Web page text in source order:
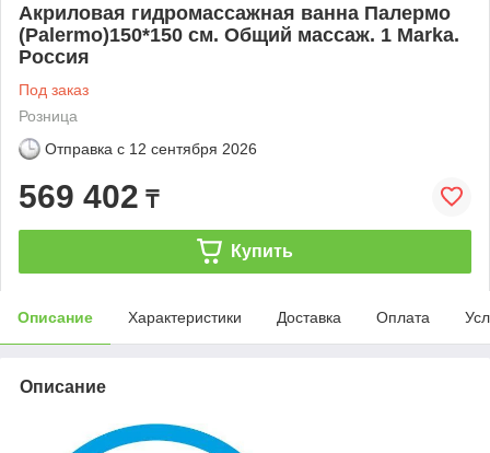
Акриловая гидромассажная ванна Палермо
(Palermo)150*150 см. Общий массаж. 1 Marka.
Россия
Под заказ
Розница
Отправка с 12 сентября 2026
569 402 ₸
Купить
Описание Характеристики Доставка Оплата
Описание